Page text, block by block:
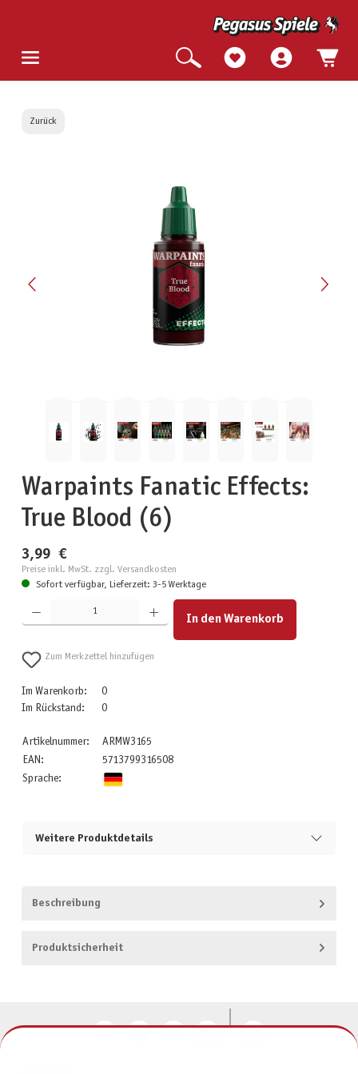
Zurück
Warpaints Fanatic Effects:
True Blood (6)
3,99 €
Preise inkl. MwSt. zzgl. Versandkosten
Sofort verfügbar, Lieferzeit: 3-5 Werktage
Produkt Anzahl: Gib den gewünschten Wert ein oder benutze die Schaltflächen um die Anzahl zu
In den Warenkorb
Zum Merkzettel hinzufügen
Im Warenkorb:
0
Im Rückstand:
0
Artikelnummer:
ARMW3165
EAN:
5713799316508
Sprache:
Weitere Produktdetails
Beschreibung
Produktsicherheit